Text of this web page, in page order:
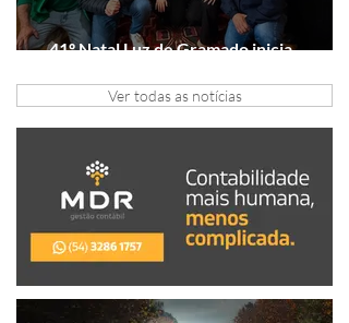
41º Natal Luz de Gramado inicia
Ver todas as notícias